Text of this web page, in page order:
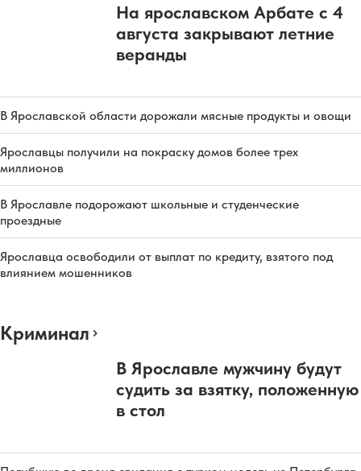
На ярославском Арбате с 4
августа закрывают летние
веранды
В Ярославской области дорожали мясные продукты и овощи
Ярославцы получили на покраску домов более трех
миллионов
В Ярославле подорожают школьные и студенческие
проездные
Ярославца освободили от выплат по кредиту, взятого под
влиянием мошенников
Криминал
В Ярославле мужчину будут
судить за взятку, положенную
в стол